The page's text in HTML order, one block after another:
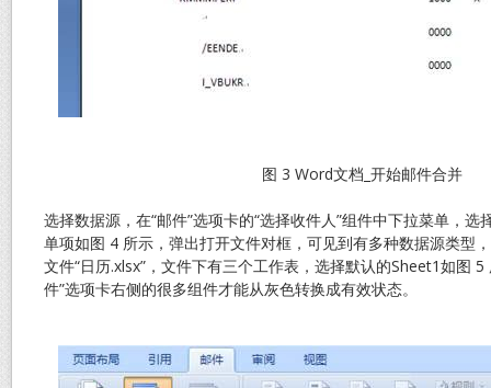
图 3 Word文档_开始邮件合并
选择数据源，在“邮件”选项卡的“选择收件人”组件中下拉菜单，选
单项如图 4 所示，弹出打开文件对框，可见到有多种数据源类型
文件“日历.xlsx”，文件下有三个工作表，选择默认的Sheet1如图
件”选项卡右侧的很多组件才能从灰色转换成有效状态。